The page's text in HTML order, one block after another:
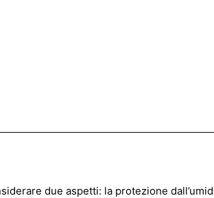
due aspetti: la protezione